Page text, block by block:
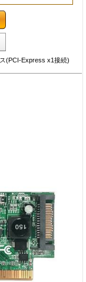
(PCI-Express x1接続)